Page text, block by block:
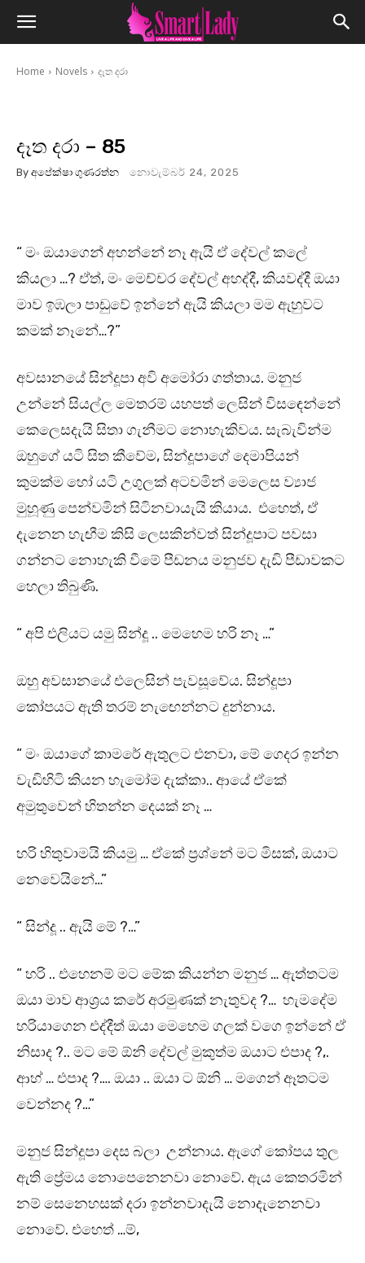
Home Novels දෑත දරා
දෑත දරා – 85
By අපේක්ෂා ගුණරත්න නොවැම්බර් 24, 2025
“ මං ඔයාගෙන් අහන්නේ නෑ ඇයි ඒ දේවල් කලේ
කියලා …? ඒත්, මං මෙච්චර දේවල් අහද්දී, කියවද්දී ඔයා
මාව ඉඹලා පාඩුවේ ඉන්නේ ඇයි කියලා මම ඇහුවට
කමක් නෑනේ…?”
අවසානයේ සින්දූපා අවි අමෝරා ගත්තාය. මනුජ
උන්නේ සියල්ල මෙතරම් යහපත් ලෙසින් විසඳෙන්නේ
කෙලෙසදැයි සිතා ගැනීමට නොහැකිවය. සැබැවින්ම
ඔහුගේ යටි සිත කීවේම, සින්දූපාගේ දෙමාපියන්
කුමක්ම හෝ යටි උගුලක් අටවමින් මෙලෙස ව්‍යාජ
මුහූණු පෙන්වමින් සිටිනවායැයි කියාය. එහෙත්, ඒ
දැනෙන හැඟීම කිසි ලෙසකින්වත් සින්දූපාට පවසා
ගන්නට නොහැකි වීමේ පීඩනය මනුජව දැඩි පීඩාවකට
හෙලා තිබුණි.
“ අපි එලියට යමු සින්දූ .. මෙහෙම හරි නෑ …”
ඔහු අවසානයේ එලෙසින් පැවසූවේය. සින්දූපා
කෝපයට ඇති තරම් නැඟෙන්නට දුන්නාය.
“ මං ඔයාගේ කාමරේ ඇතුලට එනවා, මේ ගෙදර ඉන්න
වැඩිහිටි කියන හැමෝම දැක්කා.. ආයේ ඒකේ
අමුතුවෙන් හිතන්න දෙයක් නෑ …
හරි හිතුවාමයි කියමු … ඒකේ ප්‍රශ්නේ මට මිසක්, ඔයාට
නෙවෙයිනේ…”
“ සින්දූ .. ඇයි මේ ?…”
“ හරි .. එහෙනම් මට මේක කියන්න මනුජ … ඇත්තටම
ඔයා මාව ආශ්‍රය කරේ අරමුණක් නැතුවද ?… හැමදේම
හරියාගෙන එද්දීත් ඔයා මෙහෙම ගලක් වගෙ ඉන්නේ ඒ
නිසාද ?.. මට මේ ඕනි දේවල් මුකුත්ම ඔයාට එපාද ?,.
ආහ් … එපාද ?…. ඔයා .. ඔයා ට ඕනි … මගෙන් ඈතටම
වෙන්නද ?…”
මනුජ සින්දූපා දෙස බලා උන්නාය. ඇගේ කෝපය තුල
ඇති ප්‍රේමය නොපෙනෙනවා නොවේ. ඇය කෙතරමින්
නම් සෙනෙහසක් දරා ඉන්නවාදැයි නොදැනෙනවා
නොවේ. එහෙත් …ම්,